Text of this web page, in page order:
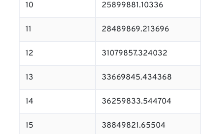
10 25899881.10336
11 28489869.213696
12 31079857.324032
13 33669845.434368
14 36259833.544704
15 38849821.65504